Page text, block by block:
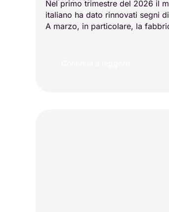
Nel primo trimestre del 2026 il
italiano ha dato rinnovati segni
A marzo, in particolare, la